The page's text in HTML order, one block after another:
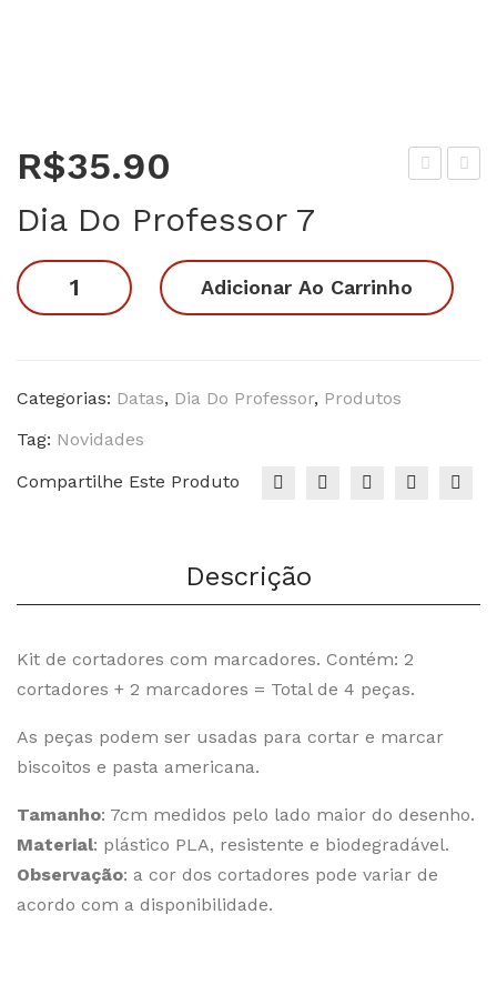
Pro
sor
fes
R$35.90
Dia Do Professor 7
Dia
do
quantidade
Adicionar Ao Carrinho
Categorias: Datas, Dia Do Professor, Produtos
Tag: Novidades
Compartilhe Este Produto
Descrição
Kit de cortadores com marcadores. Contém: 2
cortadores + 2 marcadores = Total de 4 peças.
As peças podem ser usadas para cortar e marcar
biscoitos e pasta americana.
Tamanho: 7cm medidos pelo lado maior do desenho.
Material: plástico PLA, resistente e biodegradável.
Observação: a cor dos cortadores pode variar de
acordo com a disponibilidade.